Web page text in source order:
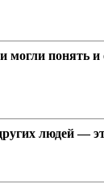
понять
людей —